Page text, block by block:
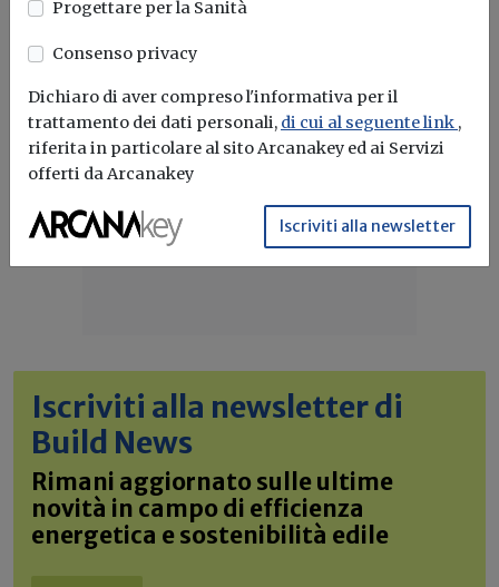
Iscriviti alla newsletter di
Build News
Rimani aggiornato sulle ultime
novità in campo di efficienza
energetica e sostenibilità edile
Progettare per la Sanità
Consenso privacy
Dichiaro di aver compreso l'informativa per il
trattamento dei dati personali, di cui al seguente link ,
riferita in particolare al sito Arcanakey ed ai Servizi
offerti da Arcanakey
Iscriviti alla newsletter